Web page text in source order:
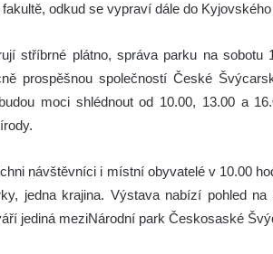
odkud se vypraví dále do Kyjovského
stříbrné plátno, správa parku na sobotu
prospěšnou společností České
moci shlédnout od 10.00, 13.00 a
návštěvníci i místní obyvatelé v 10.00
jedna krajina. Výstava nabízí pohled
jediná meziNárodní park Českosaské